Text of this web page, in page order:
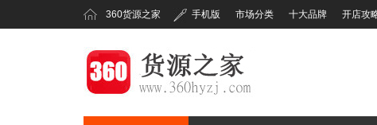
360货源之家 手机版 市场分类 十大品牌 开店攻